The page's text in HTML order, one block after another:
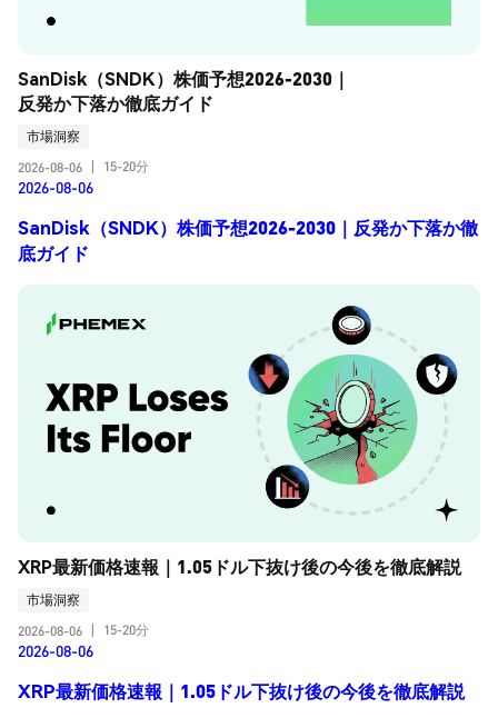
SanDisk（SNDK）株価予想2026-2030｜
反発か下落か徹底ガイド
市場洞察
2026-08-06
15-20分
2026-08-06
SanDisk（SNDK）株価予想2026-2030｜反発か下落か徹
底ガイド
XRP最新価格速報｜1.05ドル下抜け後の今後を徹底解説
市場洞察
2026-08-06
15-20分
2026-08-06
XRP最新価格速報｜1.05ドル下抜け後の今後を徹底解説